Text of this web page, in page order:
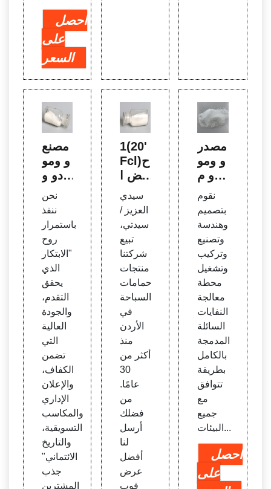
احصل
على
السعر
مصنع
و ومو
ردو و
قوة ا
لأسمن
ت ال
صيني
نحن
ننفذ
باستمرار
روح
"الابتكار
الذي
يحقق
التقدم،
والجودة
العالية
التي
تضمن
الكفاف،
والإعلان
الإداري
والمكاسب
التسويقية،
والتاريخ
الائتماني"
جذب
المشترين
1(20'
Fcl)ح
مض ا
لوروي
سوسي
انوري
ك تفا
صيل ا
لاست
فسار
سيدي
العزيز /
سيدتي،
تبيع
شركتنا
منتجات
حمامات
السباحة
في
الأردن
منذ
أكثر من
30
عامًا.
من
فضلك
أرسل
لنا
أفضل
عرض
فوب
مصدر
و ومو
ردو م
معالج
ة المي
نقوم
بتصميم
وهندسة
وتصنيع
وتركيب
وتشغيل
محطة
معالجة
النفايات
السائلة
المدمجة
بالكامل
بطريقة
تتوافق
مع
جميع
البيئات...
احصل
على